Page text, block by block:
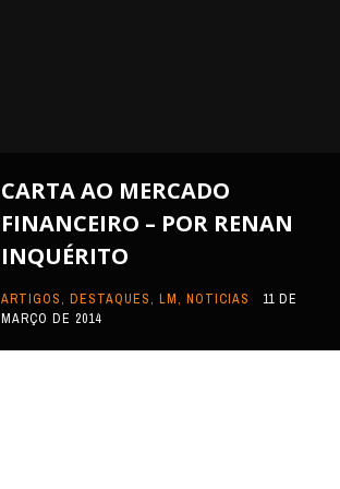
CARTA AO MERCADO
FINANCEIRO – POR RENAN
INQUÉRITO
ARTIGOS, DESTAQUES, LM, NOTICIAS
11 DE
MARÇO DE 2014